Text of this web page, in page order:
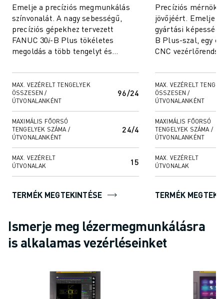
FANUC PLAN SZERVIZCSOMAGOK
KARBANTARTÁSI SZOLGÁTATÁSOK
TÁVOLI MŰSZAKI TÁMOGATÁS
PÓTALKATRÉSZEK
DIGITÁLIS SZOLGÁLTATÁSI ESZKÖZÖK
E-STORE
LETÖLTÉSI KÖZPONT " MYFANUC
KÉPZÉS ÉS OKTATÁS
FANUC AKADÉMIA
MEGOLDÁSOK AZ IPAR SZÁMÁRA
MEGOLDÁSOK AZ OKTATÁS SZÁMÁRA
WORLDSKILLS & FIATAL TEHETSÉGEK
OKTATÁSI RENDEZVÉNYEK
HÍREK ÉS MÉDIA
OKTATÁSI RENDEZVÉNYEK
A FANUC-RÓL
FENNTARTHATÓSÁG
Emelje a precíziós megmunkálás
színvonalát. A nagy sebességű,
precíziós gépekhez tervezett
FANUC 30𝑖-B Plus tökéletes
megoldás a több tengelyt és
kívánó összetett alkalma...
MAX. VEZÉRELT TENGELYEK
ÖSSZESEN /
ÚTVONALANKÉNT
96/24
MAXIMÁLIS FŐORSÓ
TENGELYEK SZÁMA /
ÚTVONALANKÉNT
24/4
MAX. VEZÉRELT
ÚTVONALAK
15
TERMÉK MEGTEKINTÉSE
Precíziós mérnöki
jövőjéért. Emelje
gyártási
B Plus-szal, egy
CNC
MAX. VEZÉRELT
ÖSSZESEN /
ÚTVONALANKÉNT
MAXIMÁLIS FŐORSÓ
TENGELYEK SZÁMA /
ÚTVONALANKÉNT
MAX. VEZÉRELT
ÚTVONALAK
TERMÉK
Ismerje meg lézermegmunkálásra
is alkalamas vezérléseinket